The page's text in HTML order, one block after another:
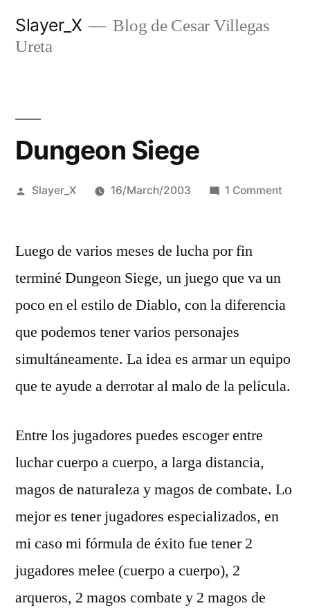
Slayer_X
Blog de Cesar Villegas
Ureta
Dungeon Siege
Posted
Slayer_X 16/March/2003 1 Comment
Luego de varios meses de lucha por fin
terminé Dungeon Siege, un juego que va un
poco en el estilo de Diablo, con la diferencia
que podemos tener varios personajes
simultáneamente. La idea es armar un equipo
que te ayude a derrotar al malo de la pelí­cula.
Entre los jugadores puedes escoger entre
luchar cuerpo a cuerpo, a larga distancia,
magos de naturaleza y magos de combate. Lo
mejor es tener jugadores especializados, en
mi caso mi fórmula de éxito fue tener 2
jugadores melee (cuerpo a cuerpo), 2
arqueros, 2 magos combate y 2 magos de